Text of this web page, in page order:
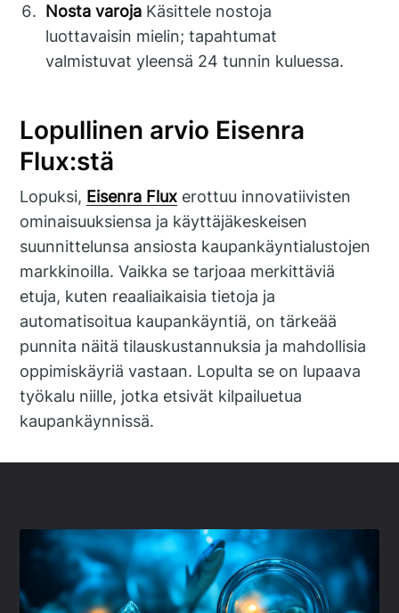
Nosta varoja Käsittele nostoja
luottavaisin mielin; tapahtumat
valmistuvat yleensä 24 tunnin kuluessa.
Lopullinen arvio Eisenra
Flux:stä
Lopuksi, Eisenra Flux erottuu innovatiivisten
ominaisuuksiensa ja käyttäjäkeskeisen
suunnittelunsa ansiosta kaupankäyntialustojen
markkinoilla. Vaikka se tarjoaa merkittäviä
etuja, kuten reaaliaikaisia tietoja ja
automatisoitua kaupankäyntiä, on tärkeää
punnita näitä tilauskustannuksia ja mahdollisia
oppimiskäyriä vastaan. Lopulta se on lupaava
työkalu niille, jotka etsivät kilpailuetua
kaupankäynnissä.